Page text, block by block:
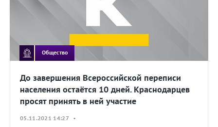
Общество
До завершения Всероссийской переписи
населения остаётся 10 дней. Краснодарцев
просят принять в ней участие
05.11.2021 14:27 •